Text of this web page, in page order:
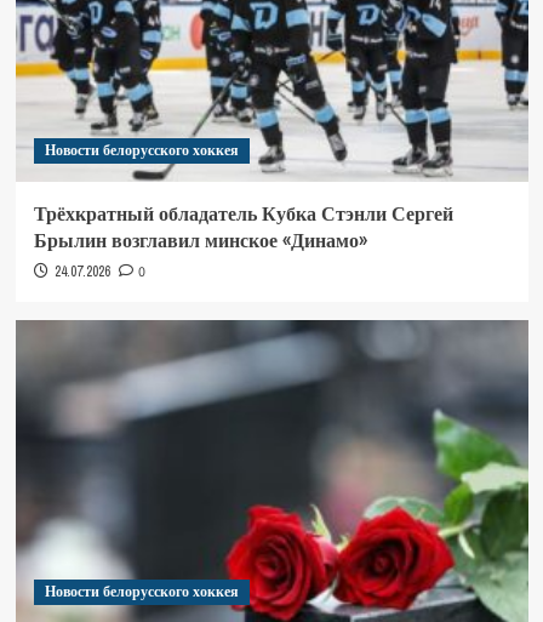
Новости белорусского хоккея
Трёхкратный обладатель Кубка Стэнли Сергей
Брылин возглавил минское «Динамо»
24.07.2026 0
Новости белорусского хоккея